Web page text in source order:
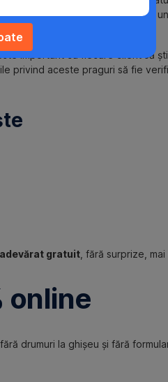
îndeplinită, banca va aplica
important ca fiecare client să
privind aceste praguri să fie
gratuit , fără surprize,
online
drumuri la ghișeu și fără